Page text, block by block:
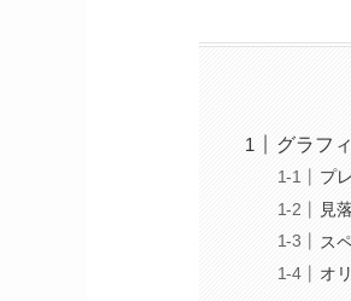
グラフ
プ
見
ス
オ